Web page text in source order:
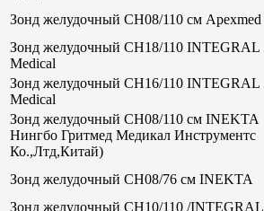
Зонд желудочный СН08/110 см Apexmed
Зонд желудочный СН18/110 INTEGRAL
Medical
Зонд желудочный СН16/110 INTEGRAL
Medical
Зонд желудочный СН08/110 см INEKTA
Нингбо Гритмед Медикал Инструментс
Ко.,Лтд,Китай)
Зонд желудочный СН08/76 см INEKTA
Зонд желудочный СН10/110 /INTEGRAL